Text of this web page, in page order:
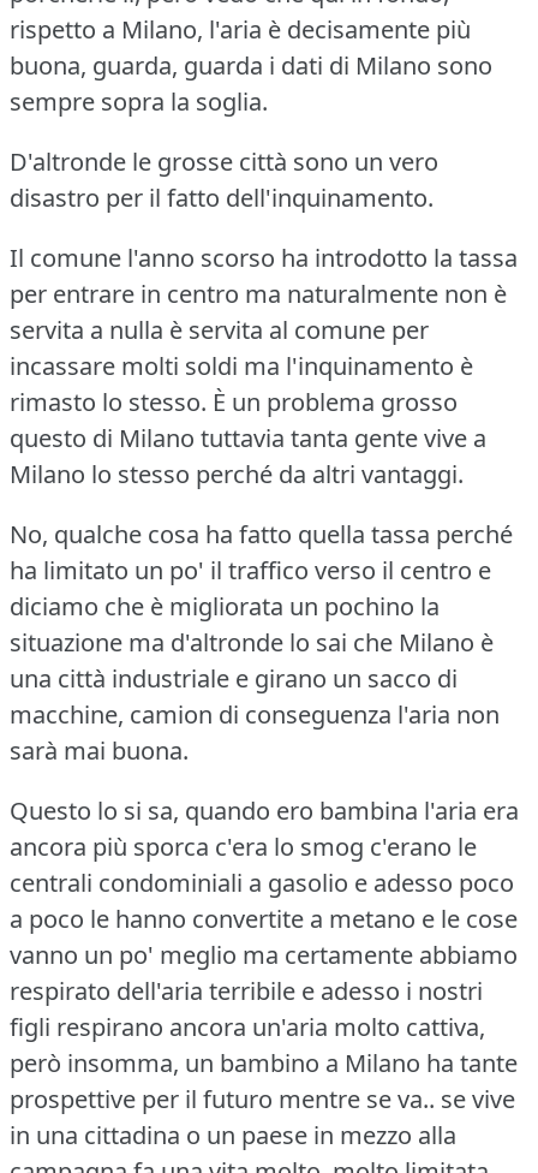
rispetto a Milano, l'aria è decisamente più
buona, guarda, guarda i dati di Milano sono
sempre sopra la soglia.
D'altronde le grosse città sono un vero
disastro per il fatto dell'inquinamento.
Il comune l'anno scorso ha introdotto la tassa
per entrare in centro ma naturalmente non è
servita a nulla è servita al comune per
incassare molti soldi ma l'inquinamento è
rimasto lo stesso. È un problema grosso
questo di Milano tuttavia tanta gente vive a
Milano lo stesso perché da altri vantaggi.
No, qualche cosa ha fatto quella tassa perché
ha limitato un po' il traffico verso il centro e
diciamo che è migliorata un pochino la
situazione ma d'altronde lo sai che Milano è
una città industriale e girano un sacco di
macchine, camion di conseguenza l'aria non
sarà mai buona.
Questo lo si sa, quando ero bambina l'aria era
ancora più sporca c'era lo smog c'erano le
centrali condominiali a gasolio e adesso poco
a poco le hanno convertite a metano e le cose
vanno un po' meglio ma certamente abbiamo
respirato dell'aria terribile e adesso i nostri
figli respirano ancora un'aria molto cattiva,
però insomma, un bambino a Milano ha tante
prospettive per il futuro mentre se va.. se vive
in una cittadina o un paese in mezzo alla